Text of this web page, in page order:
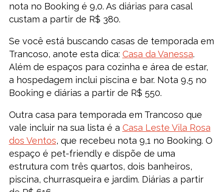
nota no Booking é 9,0. As diárias para casal
custam a partir de R$ 380.
Se você está buscando casas de temporada em
Trancoso, anote esta dica: Casa da Vanessa.
Além de espaços para cozinha e área de estar,
a hospedagem inclui piscina e bar. Nota 9,5 no
Booking e diárias a partir de R$ 550.
Outra casa para temporada em Trancoso que
vale incluir na sua lista é a Casa Leste Vila Rosa
dos Ventos, que recebeu nota 9,1 no Booking. O
espaço é pet-friendly e dispõe de uma
estrutura com três quartos, dois banheiros,
piscina, churrasqueira e jardim. Diárias a partir